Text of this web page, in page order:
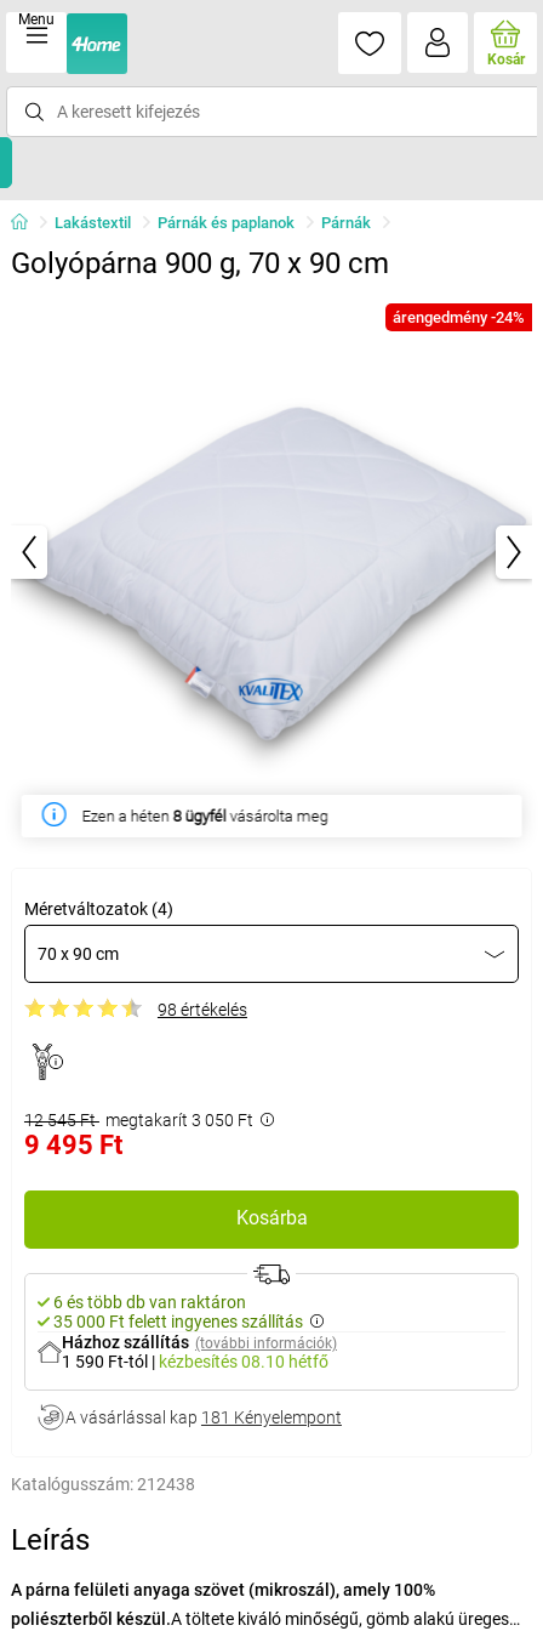
Menu
Kosár
Lakástextil Párnák és paplanok Párnák
Golyópárna 900 g, 70 x 90 cm
árengedmény -24%
Ezen a héten8 ügyfél vásárolta meg
Méretváltozatok (4)
70 x 90 cm
98 értékelés
12 545 Ft megtakarít 3 050 Ft
9 495 Ft
Kosárba
6 és több db van raktáron
35 000 Ft felett ingyenes szállítás
Házhoz szállítás (további információk)
1 590 Ft-tól | kézbesítés08.10 hétfő
A vásárlással kap 181 Kényelempont
Katalógusszám:212438
Leírás
A párna felületi anyaga szövet (mikroszál), amely 100%
poliészterből készül.A töltete kiváló minőségű, gömb alakú üreges